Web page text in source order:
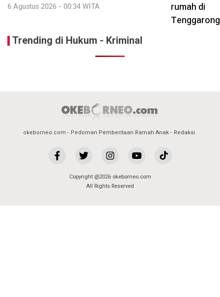
6 Agustus 2026 - 00:34 WITA
Trending di Hukum - Kriminal
okeborneo.com Pedoman Pemberitaan Ramah Anak Redaksi
Copyright @2026 okeborneo.com
All Rights Reserved